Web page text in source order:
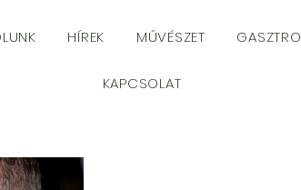
HÍREK MŰVÉSZET GASZTRO
KAPCSOLAT